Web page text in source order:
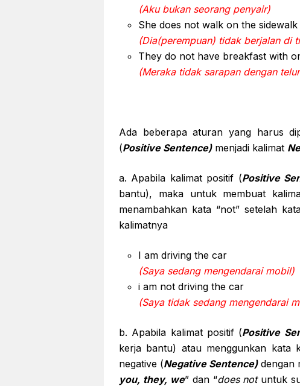
(Aku bukan seorang penyair)
She does not walk on the sidewalk
(Dia(perempuan) tidak berjalan di
They do not have breakfast with
(Meraka tidak sarapan dengan
Ada beberapa aturan yang harus
(Positive Sentence)menjadi kalimat
a. Apabila kalimat positif (Positive
bantu), maka untuk membuat
menambahkan kata “not” setelah
kalimatnya
I am driving the car
(Saya sedang mengendarai mobil)
i am not driving the car
(Saya tidak sedang mengendarai
b. Apabila kalimat positif (Positive
kerja bantu) atau menggunkan kata
negative (Negative Sentence) dengan
you, they, we” dan “does notuntuk